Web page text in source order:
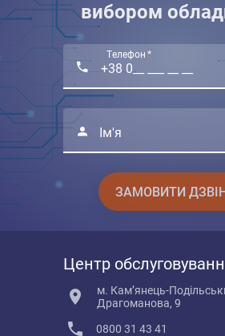
вибором
Телефон *
Ім'я
ЗАМОВИТИ
Центр
м. Кам’янець-
Драгоманова, 9
0800 31 43 41